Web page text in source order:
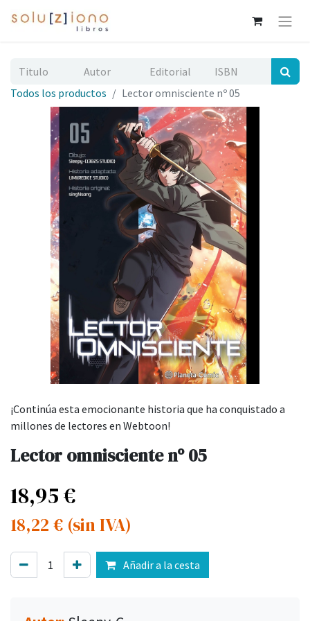
Todos los productos Lector omnisciente nº 05
¡Continúa esta emocionante historia que ha conquistado a
millones de lectores en Webtoon!
Lector omnisciente nº 05
18,95€
18,22 € (sin IVA)
Añadir a la cesta